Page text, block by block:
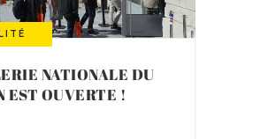
NATIONALE DU
EST OUVERTE !